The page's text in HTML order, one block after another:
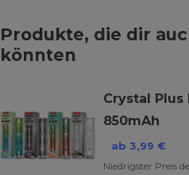
Produkte, die dir
könnten
Crystal Plus
850mAh
ab 3,99 €
Niedrigster Preis